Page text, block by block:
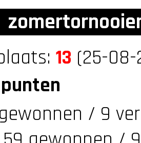
13 (25-08-
/ 9